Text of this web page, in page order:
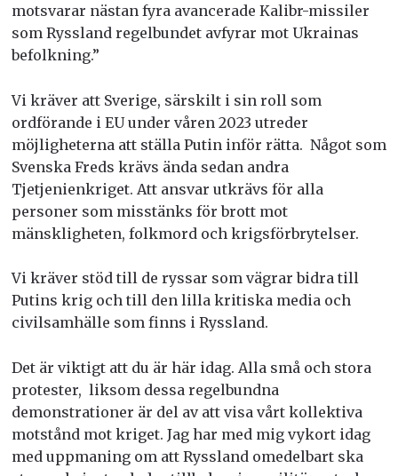
motsvarar nästan fyra avancerade Kalibr-missiler
som Ryssland regelbundet avfyrar mot Ukrainas
befolkning.”
Vi kräver att Sverige, särskilt i sin roll som
ordförande i EU under våren 2023 utreder
möjligheterna att ställa Putin inför rätta. Något som
Svenska Freds krävs ända sedan andra
Tjetjenienkriget. Att ansvar utkrävs för alla
personer som misstänks för brott mot
mänskligheten, folkmord och krigsförbrytelser.
Vi kräver stöd till de ryssar som vägrar bidra till
Putins krig och till den lilla kritiska media och
civilsamhälle som finns i Ryssland.
Det är viktigt att du är här idag. Alla små och stora
protester, liksom dessa regelbundna
demonstrationer är del av att visa vårt kollektiva
motstånd mot kriget. Jag har med mig vykort idag
med uppmaning om att Ryssland omedelbart ska